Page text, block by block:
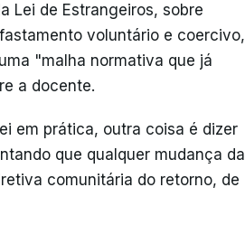
Lei de Estrangeiros, sobre
voluntário e coercivo,
"malha normativa que já
a docente.
em prática, outra coisa é dizer
que qualquer mudança da
comunitária do retorno, de